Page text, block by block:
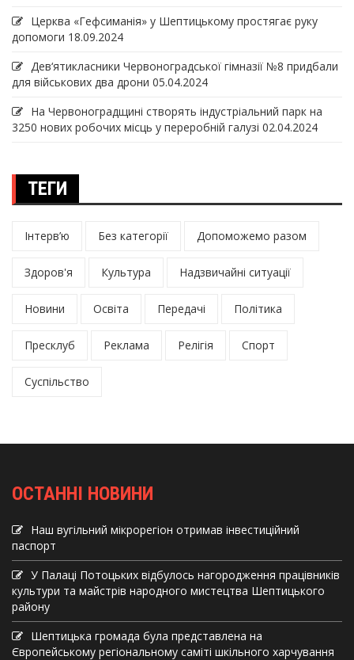
Церква «Гефсиманія» у Шептицькому простягає руку
допомоги 18.09.2024
Дев‘ятикласники Червоноградської гімназії №8 придбали
для військових два дрони 05.04.2024
На Червоноградщині створять індустріальний парк на
3250 нових робочих місць у переробній галузі 02.04.2024
ТЕГИ
Інтерв’ю Без категорії Допоможемо разом
Здоров'я Культура Надзвичайні ситуації
Новини Освіта Передачі Політика
Пресклуб Реклама Релігія Спорт
Суспільство
ОСТАННІ НОВИНИ
Наш вугільний мікрорегіон отримав інвеcтиційний
паспорт
У Палаці Потоцьких відбулось нагородження працівників
культури та майстрів народного мистецтва Шептицького
району
Шептицька громада була представлена на
Європейському регіональному саміті шкільного харчування